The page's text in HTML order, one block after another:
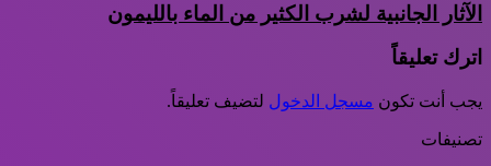
الآثار الجانبية لشرب الكثير من الماء بالليمون
اترك تعليقاً
يجب أنت تكون مسجل الدخول لتضيف تعليقاً.
تصنيفات